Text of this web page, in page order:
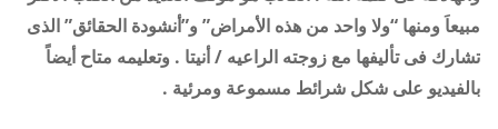
مبيعاَ ومنها “ولا واحد من هذه الأمراض” و”أنشودة الحقائق” الذى
تشارك فى تأليفها مع زوجته الراعيه / أنيتا . وتعليمه متاح أيضاً
بالفيديو على شكل شرائط مسموعة ومرئية .